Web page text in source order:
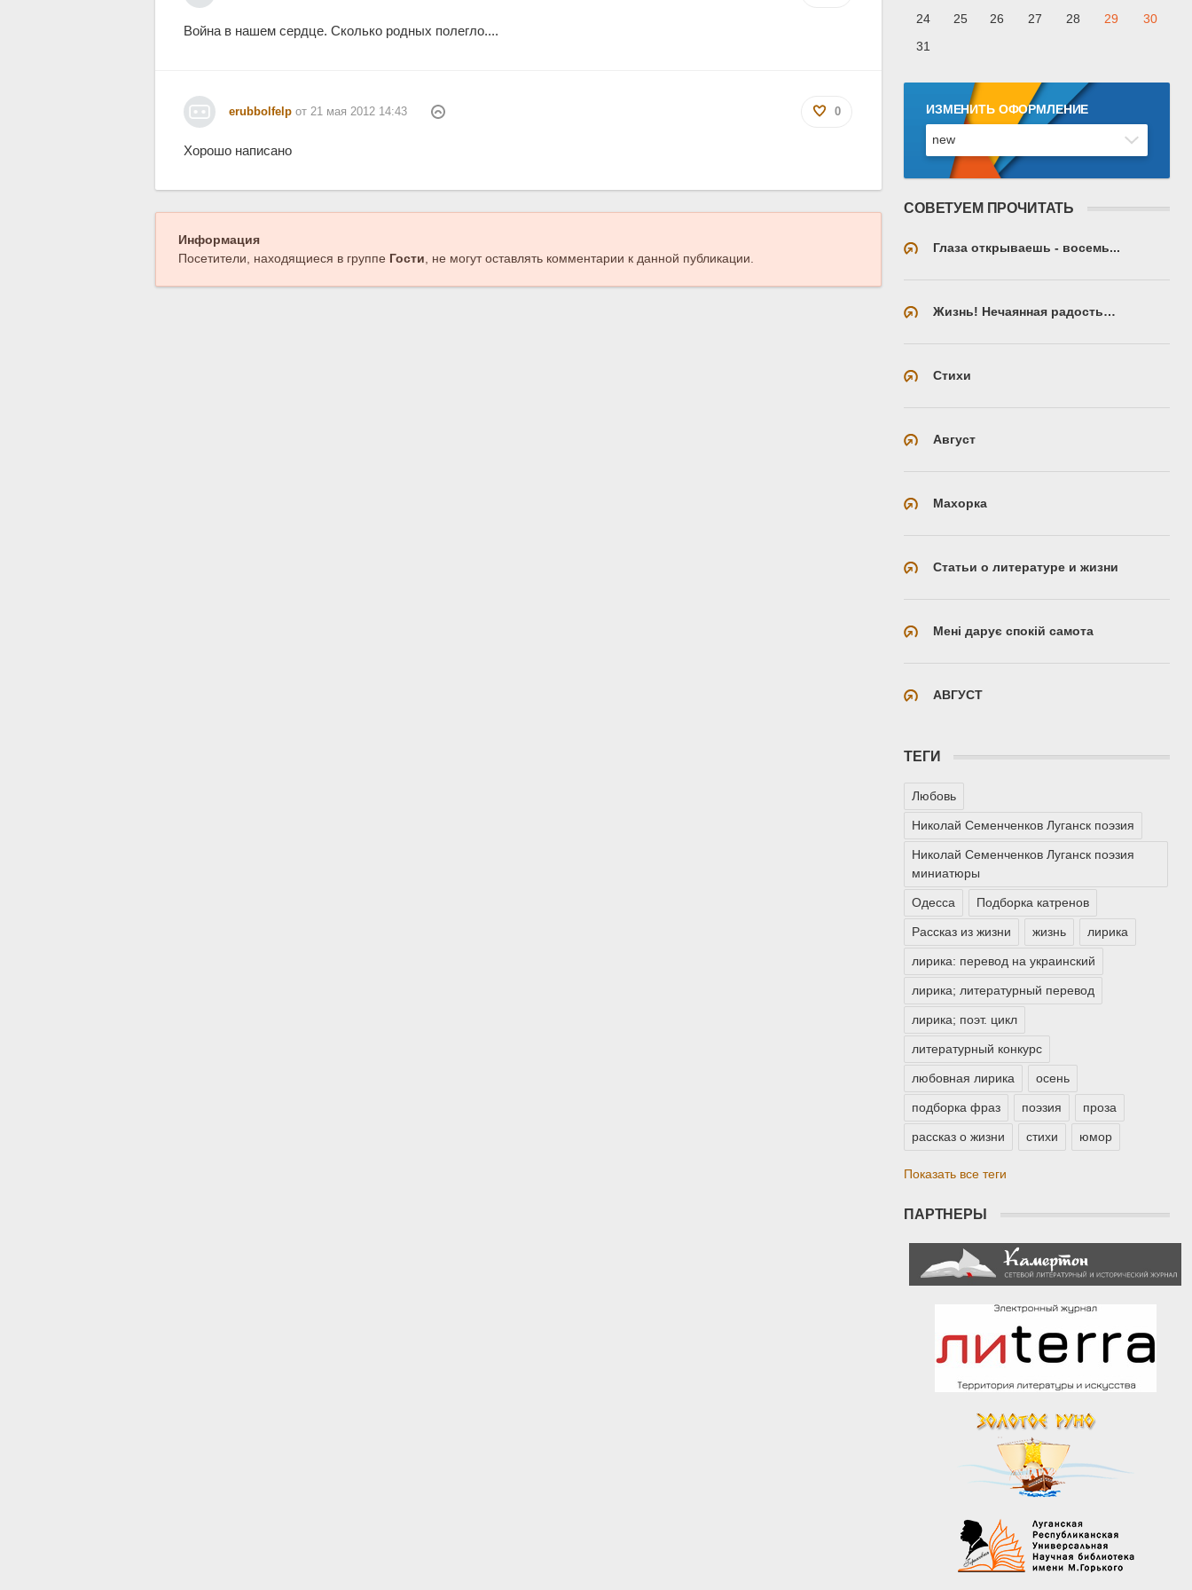
Война в нашем сердце. Сколько родных полегло....
erubbolfelp от 21 мая 2012 14:43 0
Хорошо написано
Информация
Посетители, находящиеся в группе Гости , не могут оставлять комментарии к данной публикации.
24 25 26 27 28 29
30
31
ИЗМЕНИТЬ ОФОРМЛЕНИЕ
СОВЕТУЕМ ПРОЧИТАТЬ
Глаза открываешь - восемь...
Жизнь! Нечаянная радость…
Стихи
Август
Махорка
Статьи о литературе и жизни
Мені дарує спокій самота
АВГУСТ
ТЕГИ
Любовь
Николай Семенченков Луганск поэзия
Николай Семенченков Луганск поэзия
миниатюры
Одесса Подборка катренов
Рассказ из жизни жизнь лирика
лирика: перевод на украинский
лирика; литературный перевод
лирика; поэт. цикл
литературный конкурс
любовная лирика осень
подборка фраз поэзия проза
рассказ о жизни стихи юмор
Показать все теги
ПАРТНЕРЫ